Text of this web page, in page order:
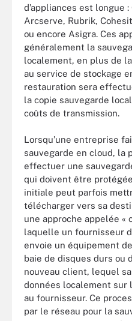
d’appliances est longue
Arcserve, Rubrik,
ou encore Asigra. Ces
généralement la
localement, en plus de
au service de stockage
restauration sera
la copie sauvegarde
coûts de transmission.
Lorsqu’une entreprise
sauvegarde en cloud, la
effectuer une
qui doivent être
initiale peut parfois
télécharger vers sa
une approche appelée «
laquelle un fournisseur
envoie un équipement
baie de disques durs ou
nouveau client, lequel
données localement
au fournisseur. Ce
par le réseau pour la